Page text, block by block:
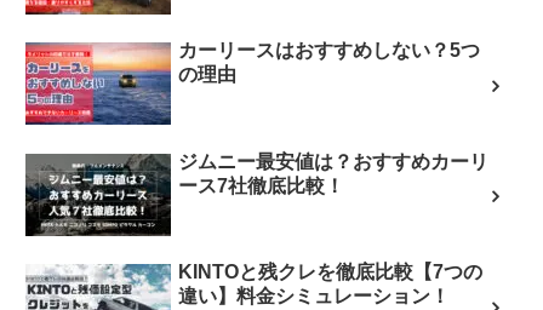
カーリースはおすすめしない？5つ
の理由
ジムニー最安値は？おすすめカーリ
ース7社徹底比較！
KINTOと残クレを徹底比較【7つの
違い】料金シミュレーション！